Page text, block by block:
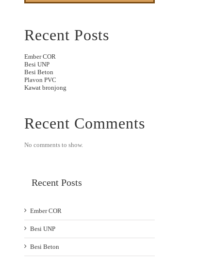
Recent Posts
Ember COR
Besi UNP
Besi Beton
Plavon PVC
Kawat bronjong
Recent Comments
No comments to show.
Recent Posts
Ember COR
Besi UNP
Besi Beton